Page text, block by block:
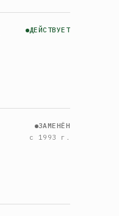
ДЕЙСТВУЕТ
ЗАМЕНЁН
с 1993 г.